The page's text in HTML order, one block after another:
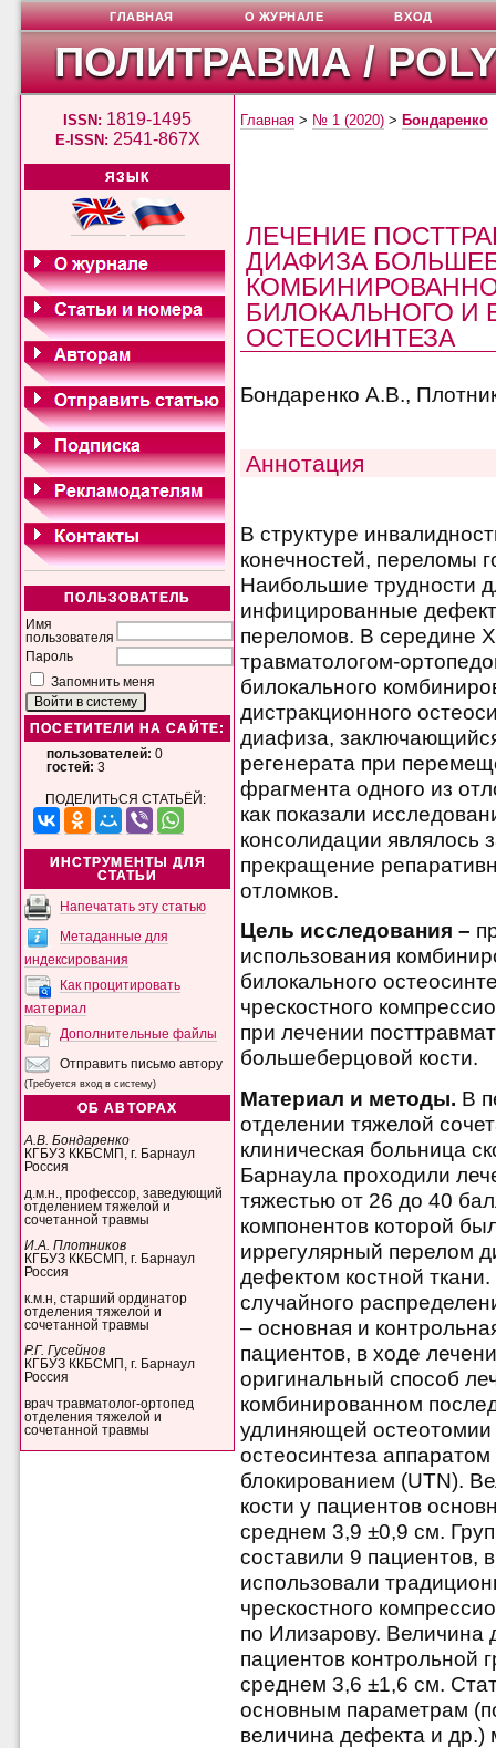
ПОЛИТРАВМА /
ISSN: 1819-1495
E-ISSN: 2541-867X
ЯЗЫК
ПОЛЬЗОВАТЕЛЬ
Имя
пользователя
Пароль
Запомнить меня
ПОСЕТИТЕЛИ НА САЙТЕ:
пользователей: 0
гостей: 3
ПОДЕЛИТЬСЯ СТАТЬЁЙ:
ИНСТРУМЕНТЫ ДЛЯ
СТАТЬИ
Напечатать эту статью
Метаданные для
индексирования
Как процитировать
материал
Дополнительные файлы
Отправить письмо автору
(Требуется вход в систему)
ОБ АВТОРАХ
А.В. Бондаренко
КГБУЗ ККБСМП, г. Барнаул
Россия
д.м.н., профессор, заведующий
отделением тяжелой и
сочетанной травмы
И.А. Плотников
КГБУЗ ККБСМП, г. Барнаул
Россия
к.м.н, старший ординатор
отделения тяжелой и
сочетанной травмы
Р.Г. Гусейнов
КГБУЗ ККБСМП, г. Барнаул
Россия
врач травматолог-ортопед
отделения тяжелой и
сочетанной травмы
ГЛАВНАЯ О ЖУРНАЛЕ ВХОД
Главная > № 1 (2020) > Бондаренко
ЛЕЧЕНИЕ
ДИАФИЗА
БИЛОКАЛЬНОГО И
ОСТЕОСИНТЕЗА
Бондаренко А.В.,
Аннотация
В структуре
конечностей, переломы
Наибольшие трудности
инфицированные
переломов. В середине
травматологом-
билокального
дистракционного
диафиза,
регенерата при
фрагмента одного из
как показали
консолидации являлось
прекращение
отломков.
Цель исследования –
использования
билокального
чрескостного
при лечении
большеберцовой кости.
Материал и методы. В
отделении тяжелой
клиническая больница
Барнаула проходили
тяжестью от 26 до 40
компонентов которой
иррегулярный перелом
дефектом костной
случайного
– основная и
пациентов, в ходе
оригинальный способ
комбинированном
удлиняющей остеотомии
остеосинтеза
блокированием (UTN).
кости у пациентов
среднем 3,9 ±0,9 см.
составили 9 пациентов,
использовали
чрескостного
по Илизарову. Величина
пациентов контрольной
среднем 3,6 ±1,6 см.
основным параметрам
величина дефекта и др.)